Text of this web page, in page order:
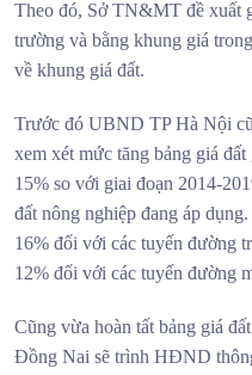
Theo đó, Sở TN&MT đề xuất
trường và bằng khung giá
về khung giá đất.
Trước đó UBND TP Hà Nội
xem xét mức tăng bảng giá
15% so với giai đoạn 2014-
đất nông nghiệp đang áp
16% đối với các tuyến đường
12% đối với các tuyến đường
Cũng vừa hoàn tất bảng giá
Đồng Nai sẽ trình HĐND